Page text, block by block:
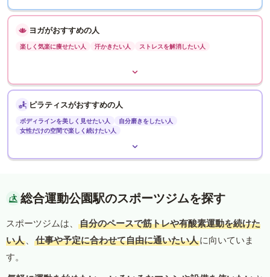
ヨガがおすすめの人
楽しく気楽に痩せたい人 汗かきたい人 ストレスを解消したい人
ピラティスがおすすめの人
ボディラインを美しく見せたい人
自分磨きをしたい人
女性だけの空間で楽しく続けたい人
総合運動公園駅のスポーツジムを探す
スポーツジムは、
自分のペースで筋トレや有酸素運動を続けた
い人 、 仕事や予定に合わせて自由に通いたい人に向いていま
す。